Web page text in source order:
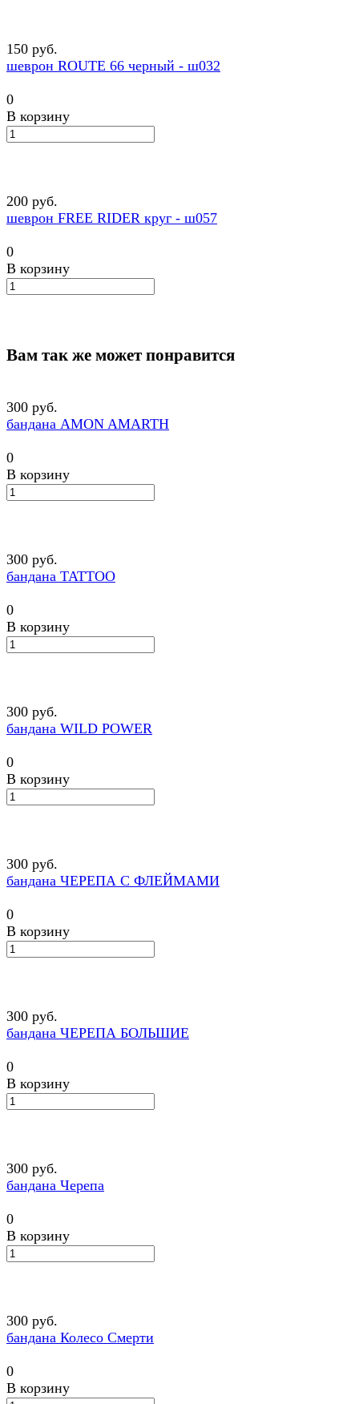
150 руб.
шеврон ROUTE 66 черный - ш032
0
В корзину
200 руб.
шеврон FREE RIDER круг - ш057
0
В корзину
Вам так же может понравится
300 руб.
бандана AMON AMARTH
0
В корзину
300 руб.
бандана TATTOO
0
В корзину
300 руб.
бандана WILD POWER
0
В корзину
300 руб.
бандана ЧЕРЕПА С ФЛЕЙМАМИ
0
В корзину
300 руб.
бандана ЧЕРЕПА БОЛЬШИЕ
0
В корзину
300 руб.
бандана Черепа
0
В корзину
300 руб.
бандана Колесо Смерти
0
В корзину